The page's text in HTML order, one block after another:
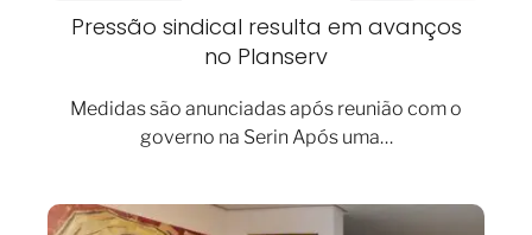
Pressão sindical resulta em avanços
no Planserv
Medidas são anunciadas após reunião com o
governo na Serin Após uma…